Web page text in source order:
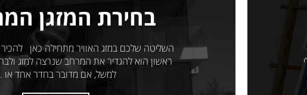
בחירת המזגן
השליטה שלכם במזג האוויר מתחילה כאן
ראשון הוא להגדיר את המרחב שנרצה למזג
למשל, אם מדובר בחדר אחד או